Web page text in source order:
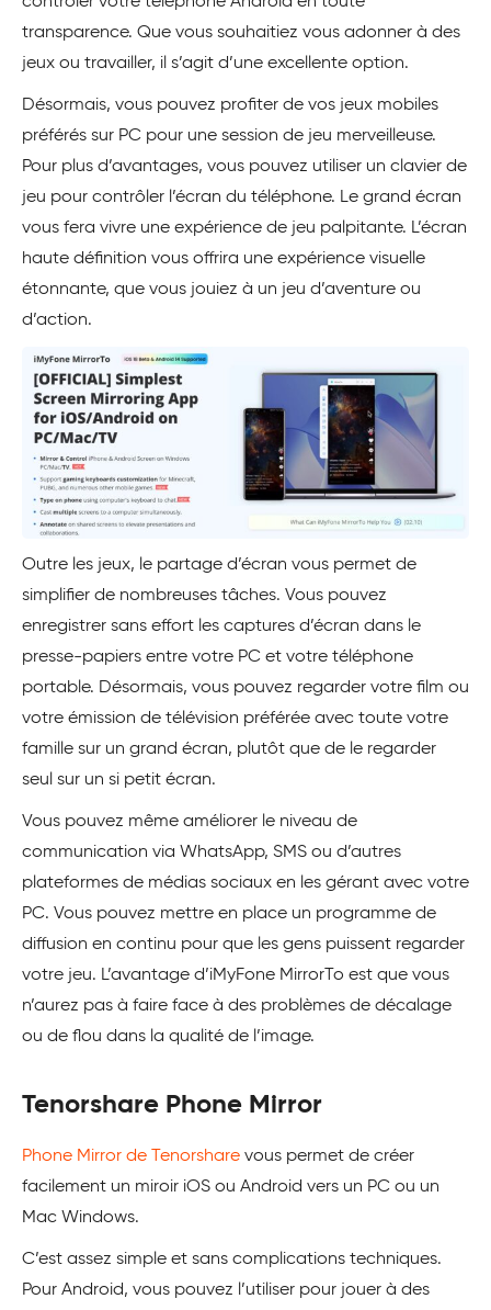
transparence. Que vous souhaitiez vous adonner à des
jeux ou travailler, il s’agit d’une excellente option.
Désormais, vous pouvez profiter de vos jeux mobiles
préférés sur PC pour une session de jeu merveilleuse.
Pour plus d’avantages, vous pouvez utiliser un clavier de
jeu pour contrôler l’écran du téléphone. Le grand écran
vous fera vivre une expérience de jeu palpitante. L’écran
haute définition vous offrira une expérience visuelle
étonnante, que vous jouiez à un jeu d’aventure ou
d’action.
Outre les jeux, le partage d’écran vous permet de
simplifier de nombreuses tâches. Vous pouvez
enregistrer sans effort les captures d’écran dans le
presse-papiers entre votre PC et votre téléphone
portable. Désormais, vous pouvez regarder votre film ou
votre émission de télévision préférée avec toute votre
famille sur un grand écran, plutôt que de le regarder
seul sur un si petit écran.
Vous pouvez même améliorer le niveau de
communication via WhatsApp, SMS ou d’autres
plateformes de médias sociaux en les gérant avec votre
PC. Vous pouvez mettre en place un programme de
diffusion en continu pour que les gens puissent regarder
votre jeu. L’avantage d’iMyFone MirrorTo est que vous
n’aurez pas à faire face à des problèmes de décalage
ou de flou dans la qualité de l’image.
Tenorshare Phone Mirror
Phone Mirror de Tenorshare vous permet de créer
facilement un miroir iOS ou Android vers un PC ou un
Mac Windows.
C’est assez simple et sans complications techniques.
Pour Android, vous pouvez l’utiliser pour jouer à des